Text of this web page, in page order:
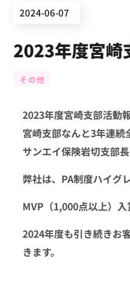
2024-06-07
2023年度宮崎
その他
2023年度宮崎支部活動
宮崎支部なんと3年連続
サンエイ保険岩切支部
弊社は、PA制度ハイグ
MVP（1,000点以上）入
2024年度も引き続きお
きます。